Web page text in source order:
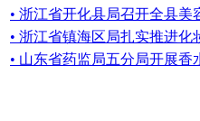
• 浙江省开化县局召开全县美
• 浙江省镇海区局扎实推进化
• 山东省药监局五分局开展香